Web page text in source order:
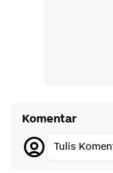
Komentar
Tulis